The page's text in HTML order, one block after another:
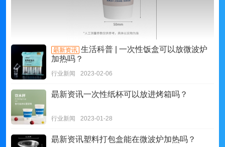
朂新资讯 生活科普 | 一次性饭盒可以放微波炉
加热吗？
行业新闻 2023-02-06
朂新资讯一次性纸杯可以放进烤箱吗？
行业新闻 2023-01-28
朂新资讯塑料打包盒能在微波炉加热吗？